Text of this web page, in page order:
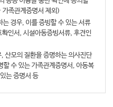
족관계증명서 제외)
는 경우, 이를 증빙할 수 있는 서류
인서, 시설아동증빙서류, 후견인
산모의 질환을 증명하는 의사진단
수 있는 가족관계증명서, 아동복
는 증명서 등